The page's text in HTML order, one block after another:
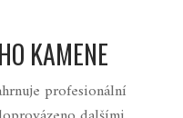
KAMENE
profesionální